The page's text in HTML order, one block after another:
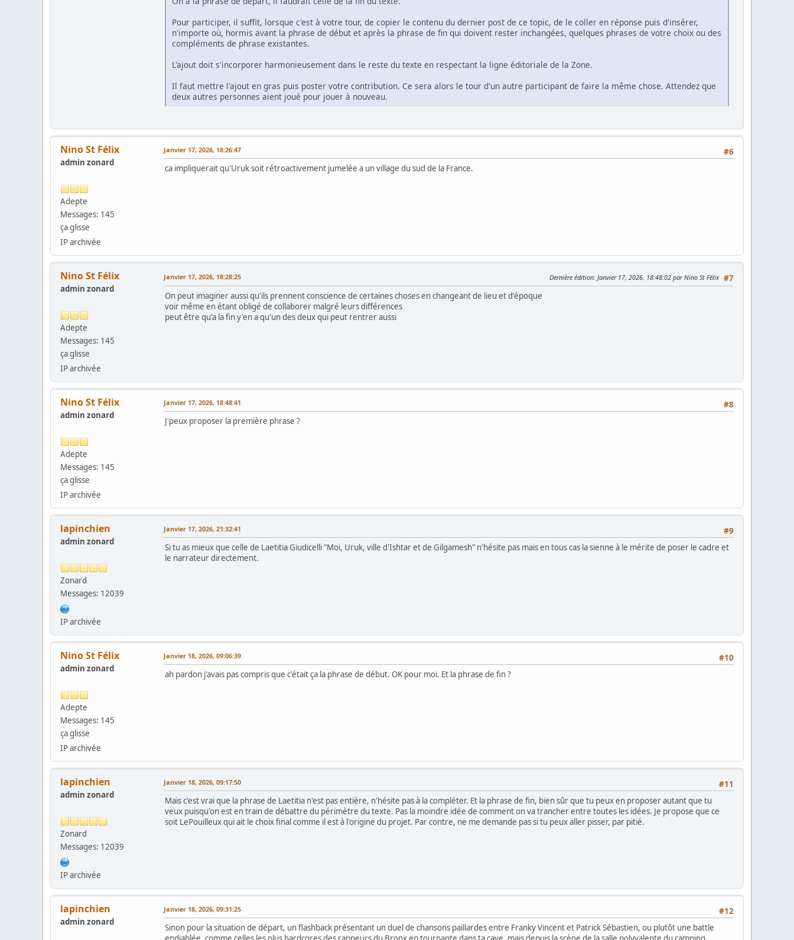
Pour participer, il suffit, lorsque c'est à votre tour, de copier le contenu du dernier post de ce topic, de le coller en réponse puis d'insérer,
n'importe où, hormis avant la phrase de début et après la phrase de fin qui doivent rester inchangées, quelques phrases de votre choix ou des
compléments de phrase existantes.
L'ajout doit s'incorporer harmonieusement dans le reste du texte en respectant la ligne éditoriale de la Zone.
Il faut mettre l'ajout en gras puis poster votre contribution. Ce sera alors le tour d'un autre participant de faire la même chose. Attendez que
deux autres personnes aient joué pour jouer à nouveau.
Nino St Félix
admin zonard
Adepte
Messages: 145
ça glisse
IP archivée
#6
Janvier 17, 2026, 18:26:47
ca impliquerait qu'Uruk soit rétroactivement jumelée a un village du sud de la France.
Nino St Félix
admin zonard
Adepte
Messages: 145
ça glisse
IP archivée
#7
Janvier 17, 2026, 18:28:25 Dernière édition: Janvier 17, 2026, 18:48:02 par Nino St Félix
On peut imaginer aussi qu'ils prennent conscience de certaines choses en changeant de lieu et d'époque
voir même en étant obligé de collaborer malgré leurs différences
peut être qu'a la fin y'en a qu'un des deux qui peut rentrer aussi
Nino St Félix
admin zonard
Adepte
Messages: 145
ça glisse
IP archivée
#8
Janvier 17, 2026, 18:48:41
J'peux proposer la première phrase ?
lapinchien
admin zonard
Zonard
Messages: 12039
IP archivée
#9
Janvier 17, 2026, 21:32:41
Si tu as mieux que celle de Laetitia Giudicelli "Moi, Uruk, ville d'Ishtar et de Gilgamesh" n'hésite pas mais en tous cas la sienne à le mérite de poser le cadre et
le narrateur directement.
Nino St Félix
admin zonard
Adepte
Messages: 145
ça glisse
IP archivée
#10
Janvier 18, 2026, 09:06:39
ah pardon j'avais pas compris que c'était ça la phrase de début. OK pour moi. Et la phrase de fin ?
lapinchien
admin zonard
Zonard
Messages: 12039
IP archivée
#11
Janvier 18, 2026, 09:17:50
Mais c'est vrai que la phrase de Laetitia n'est pas entière, n'hésite pas à la compléter. Et la phrase de fin, bien sûr que tu peux en proposer autant que tu
veux puisqu'on est en train de débattre du périmètre du texte. Pas la moindre idée de comment on va trancher entre toutes les idées. Je propose que ce
soit LePouilleux qui ait le choix final comme il est à l'origine du projet. Par contre, ne me demande pas si tu peux aller pisser, par pitié.
lapinchien
admin zonard
#12
Janvier 18, 2026, 09:31:25
Sinon pour la situation de départ, un flashback présentant un duel de chansons paillardes entre Franky Vincent et Patrick Sébastien, ou plutôt une battle